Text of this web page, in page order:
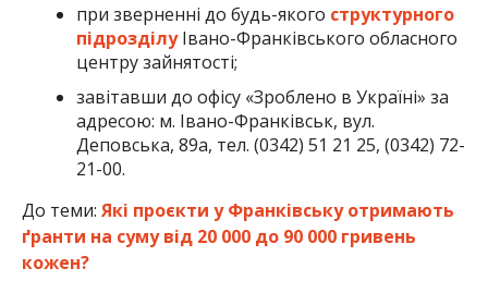
при зверненні до будь-якого структурного
підрозділуІвано-Франківського обласного
центру зайнятості;
завітавши до офісу «Зроблено в Україні» за
адресою: м. Івано-Франківськ, вул.
Деповська, 89а, тел. (0342) 51 21 25, (0342) 72-
21-00.
До теми: Які проєкти у Франківську отримають
ґранти на суму від 20 000 до 90 000 гривень
кожен?